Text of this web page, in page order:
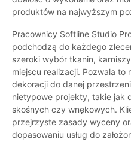
produktów na najwyższym
Pracownicy Softline Studio
podchodzą do każdego
szeroki wybór tkanin,
miejscu realizacji. Pozwala to
dekoracji do danej
nietypowe projekty, takie jak
skośnych czy wnękowych.
przejrzyste zasady wyceny
dopasowaniu usług do